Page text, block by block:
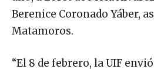
Berenice Coronado Yáber,
Matamoros.
“El 8 de febrero, la UIF